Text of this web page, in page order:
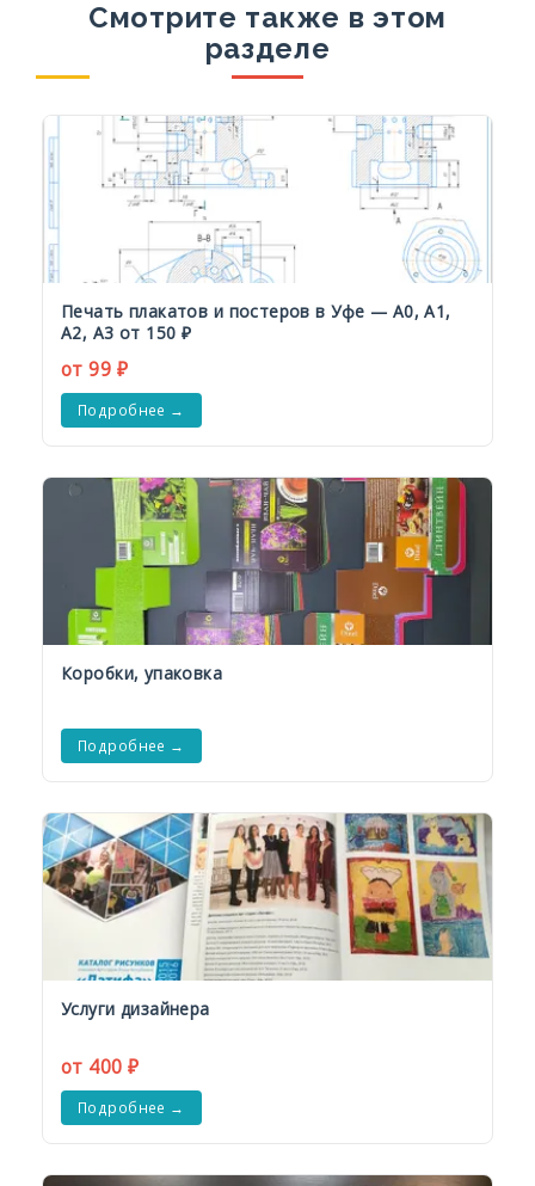
Смотрите также в этом
разделе
Печать плакатов и постеров в Уфе — А0, А1,
А2, А3 от 150 ₽
от 99 ₽
Подробнее →
Коробки, упаковка
Подробнее →
Услуги дизайнера
от 400 ₽
Подробнее →